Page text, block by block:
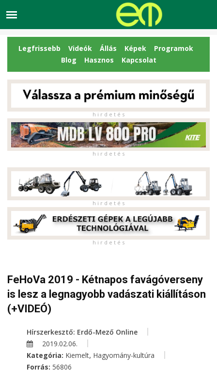
Legfrissebb Videók Állás Képek
Programok
Blog
Hasznos Kapcsolat
h i r d e t é s
h i r d e t é s
h i r d e t é s
h i r d e t é s
FeHoVa 2019 - Kétnapos favágóverseny
is lesz a legnagyobb vadászati kiállításon
(+VIDEÓ)
Hírszerkesztő: Erdő-Mező Online
2019.02.06.
Kategória: Kiemelt, Hagyomány-kultúra
Forrás: 56806